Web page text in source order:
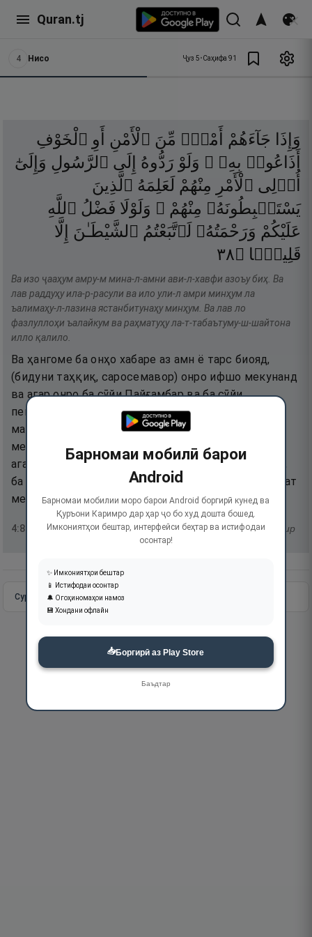
Quran.tj
4 Нисо Ҷуз 5•Саҳифа 91
وَإِذَا جَآءَهُمْ أَمْرٌۭ مِّنَ ٱلْأَمْنِ أَوِ ٱلْخَوْفِ
أَذَاعُوا۟ بِهِۦ ۖ وَلَوْ رَدُّوهُ إِلَى ٱلرَّسُولِ وَإِلَىٰٓ
أُو۟لِى ٱلْأَمْرِ مِنْهُمْ لَعَلِمَهُ ٱلَّذِينَ
يَسْتَنۢبِطُونَهُۥ مِنْهُمْ ۗ وَلَوْلَا فَضْلُ ٱللَّهِ
عَلَيْكُمْ وَرَحْمَتُهُۥ لَٱتَّبَعْتُمُ ٱلشَّيْطَـٰنَ
إِلَّا
قَلِيلًۭا ۝٨٣
Ва изо ҷааҳум амру-м мина-л-амни ави-л-хавфи азоъу биҳ. Ва
лав раддуҳу ила-р-расули ва ило ули-л амри минҳум ла
ъалимаҳу-л-лазина ястанбитунаҳу минҳум. Ва лав ло
фазлуллоҳи ъалайкум ва раҳматуҳу ла-т-табаътуму-ш-шайтона
илло қалило.
Ва ҳангоме ба онҳо хабаре аз амн ё тарс биояд,
(бидуни таҳқиқ, саросемавор) онро ифшо мекунанд
ва агар онро ба сӯйи Пайғамбар ва ба сӯйи
пешвоёни худ ҳавола мекарданд, ҳаройина,
маслиҳат ва ҳукми он хабарро аз шахсоне ки
метавонанд истимбот (ҳал) кунанд, меёфтанд. Ва
агар фазли Аллоҳ ва раҳмати Ӯ бар шумо намебуд,
ба ҷуз андаке аз шумо, албатта, шайтонро мутобиат
мекардед.
4:83 тафсир
Сураи пурра
Барномаи мобилӣ барои
Android
Барномаи мобилии моро барои Android боргирӣ кунед ва
Қуръони Каримро дар ҳар ҷо бо худ дошта бошед.
Имкониятҳои бештар, интерфейси беҳтар ва истифодаи
осонтар!
✨ Имкониятҳои бештар
📱 Истифодаи осонтар
🔔 Огоҳиномаҳои намоз
💾 Хондани офлайн
📥Боргирӣ аз Play Store
Баъдтар